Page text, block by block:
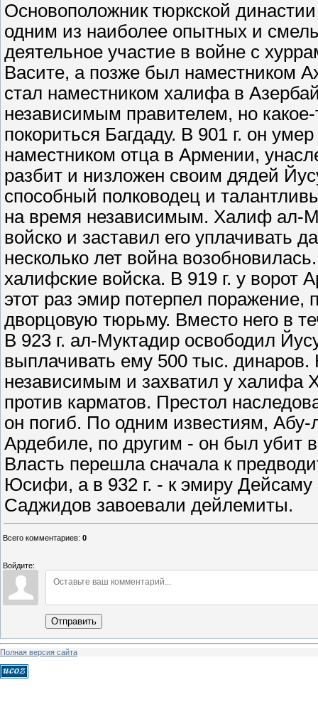
Основоположник тюркской
одним из наиболее опытных и
деятельное участие в войне с
Васите, а позже был наместником
стал наместником халифа в
независимым правителем, но
покориться Багдаду. В 901 г. он
наместником отца в Армении,
разбит и низложен своим дядей
способный полководец и
на время независимым. Халиф ал-
войско и заставил его уплачивать
несколько лет война
халифские войска. В 919 г. у
этот раз эмир потерпел
дворцовую тюрьму. Вместо него в
В 923 г. ал-Муктадир освободил
выплачивать ему 500 тыс.
независимым и захватил у халифа
против карматов. Престол
он погиб. По одним известиям,
Ардебиле, по другим - он был убит
Власть перешла сначала к
Юсифи, а в 932 г. - к эмиру Дейсаму
Саджидов завоевали дейлемиты.
Всего комментариев: 0
Войдите:
Отправить
Полная версия сайта